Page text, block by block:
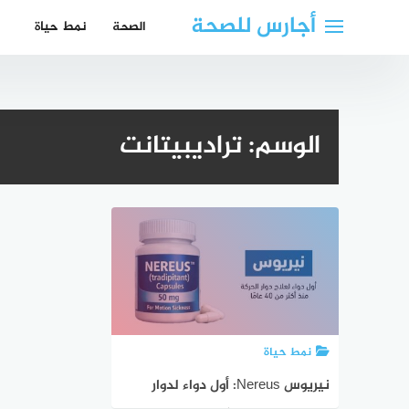
أجارس للصحة الصحة نمط حياة
الوسم:تراديبيتانت
نمط حياة
نيريوس Nereus: أول دواء لدوار